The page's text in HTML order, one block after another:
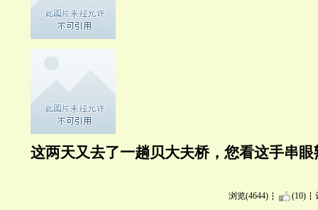
这两天又去了一趟贝大夫桥，您看这手串眼
浏览(4644) (10)